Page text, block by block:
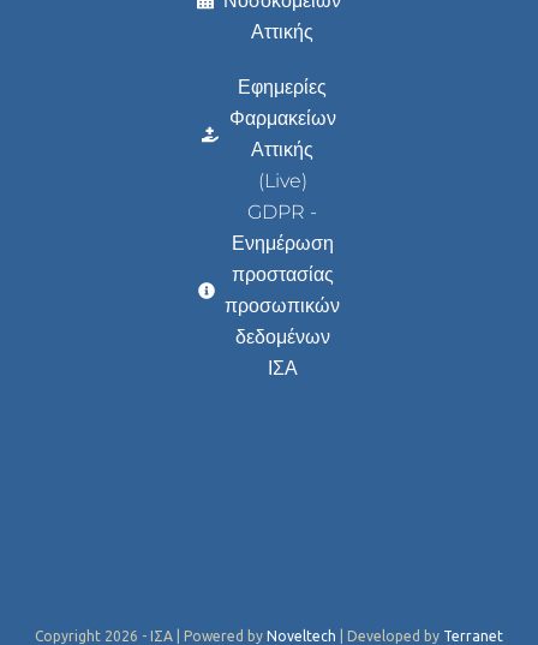
Αττικής
Εφημερίες
Φαρμακείων
Αττικής
(Live)
GDPR -
Ενημέρωση
προστασίας
προσωπικών
δεδομένων
ΙΣΑ
Copyright 2026 - ΙΣΑ | Powered by Noveltech | Developed by Terranet